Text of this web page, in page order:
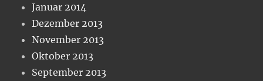
Januar 2014
Dezember 2013
November 2013
Oktober 2013
September 2013